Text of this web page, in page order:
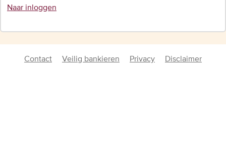
Naar inloggen
Contact Veilig bankieren Privacy Disclaimer